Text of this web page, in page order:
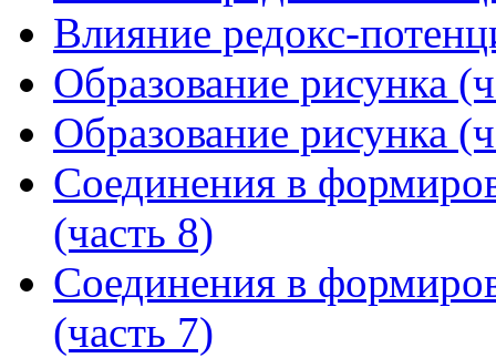
Влияние редокс-
Образование рисунка
Образование рисунка
Соединения в
(часть 8)
Соединения в
(часть 7)